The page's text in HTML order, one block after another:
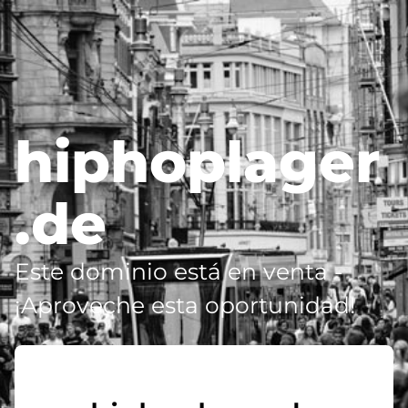
hiphoplager
.de
Este dominio está en venta -
¡Aproveche esta oportunidad!